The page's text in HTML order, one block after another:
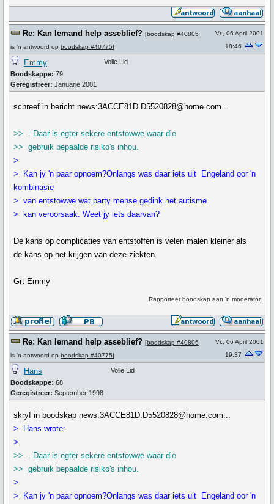
Re: Kan Iemand help asseblief? [boodskap #40805
is 'n antwoord op boodskap #40775]
Vr., 06 April 2001
18:46
Emmy
Boodskappe: 79
Geregistreer: Januarie 2001
Volle Lid
schreef in bericht news:3ACCE81D.D5520828@home.com...
>> . Daar is egter sekere entstowwe waar die
>> gebruik bepaalde risiko's inhou.
>
> Kan jy 'n paar opnoem?Onlangs was daar iets uit Engeland oor 'n
kombinasie
> van entstowwe wat party mense gedink het autisme
> kan veroorsaak. Weet jy iets daarvan?
De kans op complicaties van entstoffen is velen malen kleiner als
de kans op het krijgen van deze ziekten.
Grt Emmy
Rapporteer boodskap aan 'n moderator
Re: Kan Iemand help asseblief? [boodskap #40806
is 'n antwoord op boodskap #40775]
Vr., 06 April 2001
19:37
Hans
Boodskappe: 68
Geregistreer: September 1998
Volle Lid
skryf in boodskap news:3ACCE81D.D5520828@home.com...
> Hans wrote:
>
>> . Daar is egter sekere entstowwe waar die
>> gebruik bepaalde risiko's inhou.
>
> Kan jy 'n paar opnoem?Onlangs was daar iets uit Engeland oor 'n